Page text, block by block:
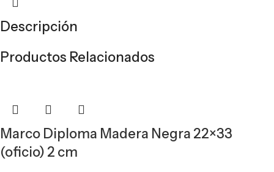
Descripción
Productos Relacionados
Marco Diploma Madera Negra 22×33
(oficio) 2 cm